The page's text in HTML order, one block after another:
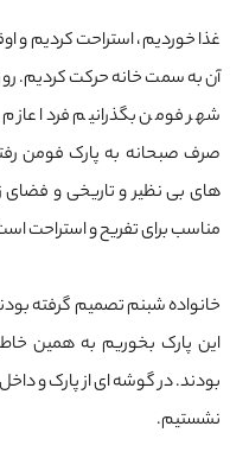
غذا خوردیم، استراحت کردیم و
آن به سمت خانه حرکت کردیم.
شهر فومن بگذرانیم فردا
صرف صبحانه به پارک فومن
های بی ‌نظیر و تاریخی و فضای
مناسب برای تفریح و استراحت
خانواده شبنم تصمیم گرفته
این پارک بخوریم به همین
بودند. در گوشه ای از پارک و
نشستیم.